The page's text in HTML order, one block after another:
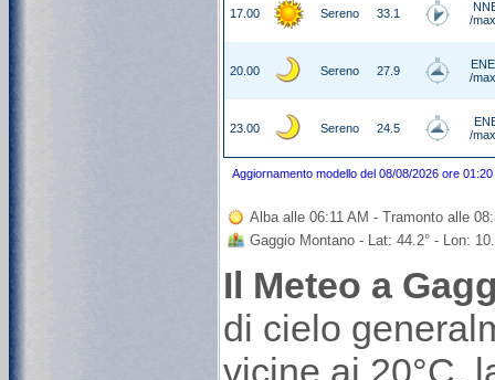
17.00 Sereno 33.1
/
20.00 Sereno 27.9
/
23.00 Sereno 24.5
/
Aggiornamento modello del 08/08/2026 ore 01:20
Alba alle 06:11 AM - Tramonto alle
Gaggio Montano - Lat: 44.2° - Lon:
Il Meteo a
di cielo
vicine ai 20°C,